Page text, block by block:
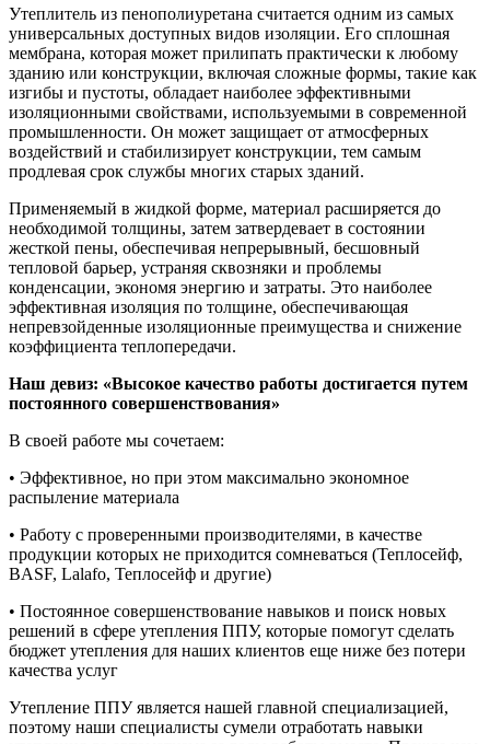
Утеплитель из пенополиуретана считается одним из самых
универсальных доступных видов изоляции. Его сплошная
мембрана, которая может прилипать практически к любому
зданию или конструкции, включая сложные формы, такие как
изгибы и пустоты, обладает наиболее эффективными
изоляционными свойствами, используемыми в современной
промышленности. Он может защищает от атмосферных
воздействий и стабилизирует конструкции, тем самым
продлевая срок службы многих старых зданий.
Применяемый в жидкой форме, материал расширяется до
необходимой толщины, затем затвердевает в состоянии
жесткой пены, обеспечивая непрерывный, бесшовный
тепловой барьер, устраняя сквозняки и проблемы
конденсации, экономя энергию и затраты. Это наиболее
эффективная изоляция по толщине, обеспечивающая
непревзойденные изоляционные преимущества и снижение
коэффициента теплопередачи.
Наш девиз: «Высокое качество работы достигается путем
постоянного совершенствования»
В своей работе мы сочетаем:
• Эффективное, но при этом максимально экономное
распыление материала
• Работу с проверенными производителями, в качестве
продукции которых не приходится сомневаться (Теплосейф,
BASF, Lalafo, Теплосейф и другие)
• Постоянное совершенствование навыков и поиск новых
решений в сфере утепления ППУ, которые помогут сделать
бюджет утепления для наших клиентов еще ниже без потери
качества услуг
Утепление ППУ является нашей главной специализацией,
поэтому наши специалисты сумели отработать навыки